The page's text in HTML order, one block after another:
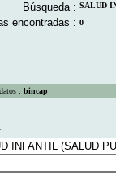
Búsqueda : SALUD
encontradas : 0
: bincap